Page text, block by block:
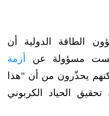
الطاقة الدولية أن
مسؤولة عن
أزمة
لكنهم يحذّرون من أن "هذا
الحياد الكربوني